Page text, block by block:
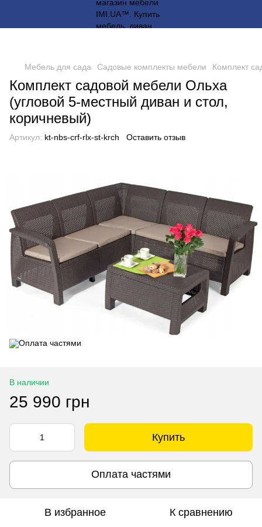
Мебель для сада Садовые комплекты мебели Комплект
Комплект садовой мебели Ольха
(угловой 5-местный диван и стол,
коричневый)
Артикул: kt-nbs-crf-rlx-st-krch Оставить отзыв
В наличии
25 990 грн
Купить
Оплата частями
В избранное К сравнению